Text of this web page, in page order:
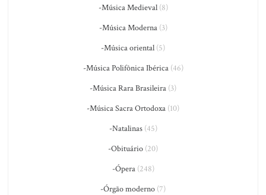
-Música Medieval(8)
-Música Moderna(3)
-Música oriental (5)
-Música Polifônica Ibérica(46)
-Música Rara Brasileira (3)
-Música Sacra Ortodoxa (10)
-Natalinas(45)
-Obituário (20)
-Ópera(248)
-Órgão moderno (7)